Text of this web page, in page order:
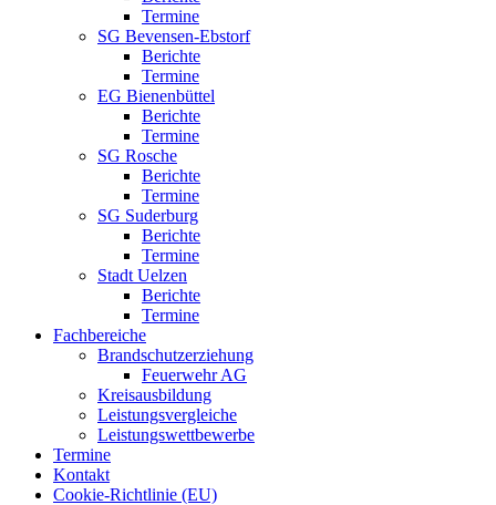
Termine
SG Bevensen-Ebstorf
Berichte
Termine
EG Bienenbüttel
Berichte
Termine
SG Rosche
Berichte
Termine
SG Suderburg
Berichte
Termine
Stadt Uelzen
Berichte
Termine
Fachbereiche
Brandschutzerziehung
Feuerwehr AG
Kreisausbildung
Leistungsvergleiche
Leistungswettbewerbe
Termine
Kontakt
Cookie-Richtlinie (EU)